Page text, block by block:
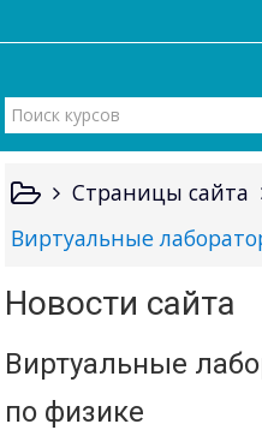
Страницы сайта
Виртуальные
Новости сайта
Виртуальные
по физике